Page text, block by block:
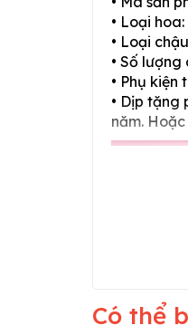
• Loại
• Loại
• Số lượng
• Phụ
• Dịp tặng
năm.
Có thể